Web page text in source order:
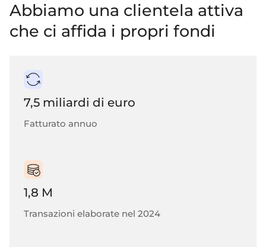
Abbiamo una clientela attiva
che ci affida i propri fondi
7,5 miliardi di euro
Fatturato annuo
1,8 M
Transazioni elaborate nel 2024